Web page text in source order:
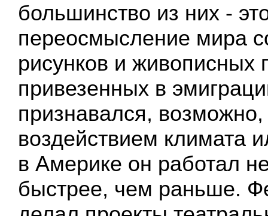
большинство из них -
переосмысление мира
рисунков и живописных
привезенных в
признавался,
воздействием климата
в Америке он работал
быстрее, чем раньше.